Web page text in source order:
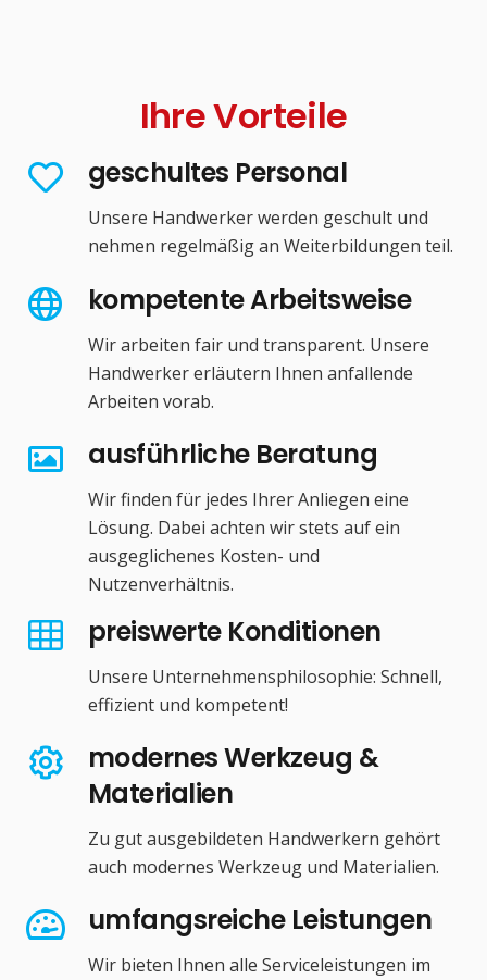
Ihre Vorteile
geschultes Personal
Unsere Handwerker werden geschult und
nehmen regelmäßig an Weiterbildungen teil.
kompetente Arbeitsweise
Wir arbeiten fair und transparent. Unsere
Handwerker erläutern Ihnen anfallende
Arbeiten vorab.
ausführliche Beratung
Wir finden für jedes Ihrer Anliegen eine
Lösung. Dabei achten wir stets auf ein
ausgeglichenes Kosten- und
Nutzenverhältnis.
preiswerte Konditionen
Unsere Unternehmensphilosophie: Schnell,
effizient und kompetent!
modernes Werkzeug &
Materialien
Zu gut ausgebildeten Handwerkern gehört
auch modernes Werkzeug und Materialien.
umfangsreiche Leistungen
Wir bieten Ihnen alle Serviceleistungen im